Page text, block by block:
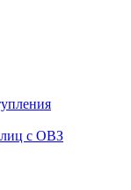
с ОВЗ